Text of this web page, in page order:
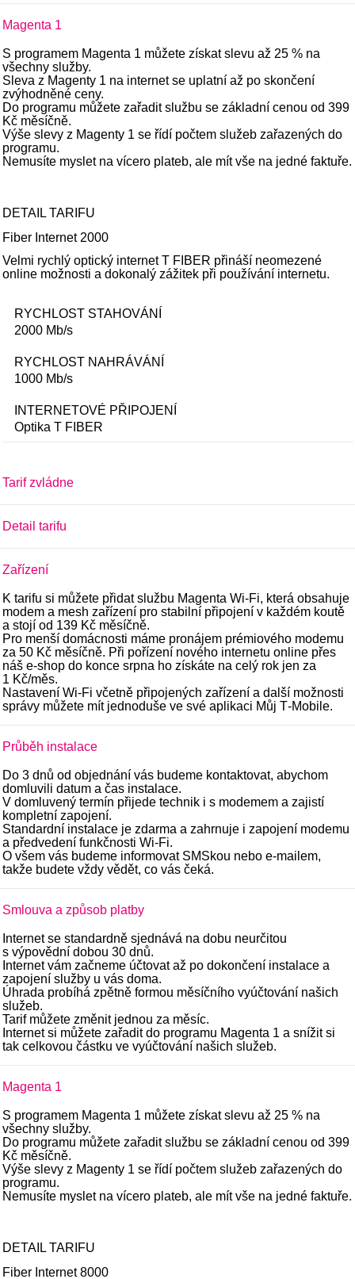
Magenta 1
S programem Magenta 1 můžete získat slevu až 25 % na
všechny služby.
Sleva z Magenty 1 na internet se uplatní až po skončení
zvýhodněné ceny.
Do programu můžete zařadit službu se základní cenou od 399
Kč měsíčně.
Výše slevy z Magenty 1 se řídí počtem služeb zařazených do
programu.
Nemusíte myslet na vícero plateb, ale mít vše na jedné faktuře.
DETAIL TARIFU
Fiber Internet 2000
Velmi rychlý optický internet T FIBER přináší neomezené
online možnosti a dokonalý zážitek při používání internetu.
RYCHLOST STAHOVÁNÍ
2000 Mb/s
RYCHLOST NAHRÁVÁNÍ
1000 Mb/s
INTERNETOVÉ PŘIPOJENÍ
Optika T FIBER
Tarif zvládne
Detail tarifu
Zařízení
K tarifu si můžete přidat službu Magenta Wi‑Fi, která obsahuje
modem a mesh zařízení pro stabilní připojení v každém koutě
a stojí od 139 Kč měsíčně.
Pro menší domácnosti máme pronájem prémiového modemu
za 50 Kč měsíčně. Při pořízení nového internetu online přes
náš e‑shop do konce srpna ho získáte na celý rok jen za
1 Kč/měs.
Nastavení Wi‑Fi včetně připojených zařízení a další možnosti
správy můžete mít jednoduše ve své aplikaci Můj T‑Mobile.
Průběh instalace
Do 3 dnů od objednání vás budeme kontaktovat, abychom
domluvili datum a čas instalace.
V domluvený termín přijede technik i s modemem a zajistí
kompletní zapojení.
Standardní instalace je zdarma a zahrnuje i zapojení modemu
a předvedení funkčnosti Wi-Fi.
O všem vás budeme informovat SMSkou nebo e-mailem,
takže budete vždy vědět, co vás čeká.
Smlouva a způsob platby
Internet se standardně sjednává na dobu neurčitou
s výpovědní dobou 30 dnů.
Internet vám začneme účtovat až po dokončení instalace a
zapojení služby u vás doma.
Úhrada probíhá zpětně formou měsíčního vyúčtování našich
služeb.
Tarif můžete změnit jednou za měsíc.
Internet si můžete zařadit do programu Magenta 1 a snížit si
tak celkovou částku ve vyúčtování našich služeb.
Magenta 1
S programem Magenta 1 můžete získat slevu až 25 % na
všechny služby.
Do programu můžete zařadit službu se základní cenou od 399
Kč měsíčně.
Výše slevy z Magenty 1 se řídí počtem služeb zařazených do
programu.
Nemusíte myslet na vícero plateb, ale mít vše na jedné faktuře.
DETAIL TARIFU
Fiber Internet 8000